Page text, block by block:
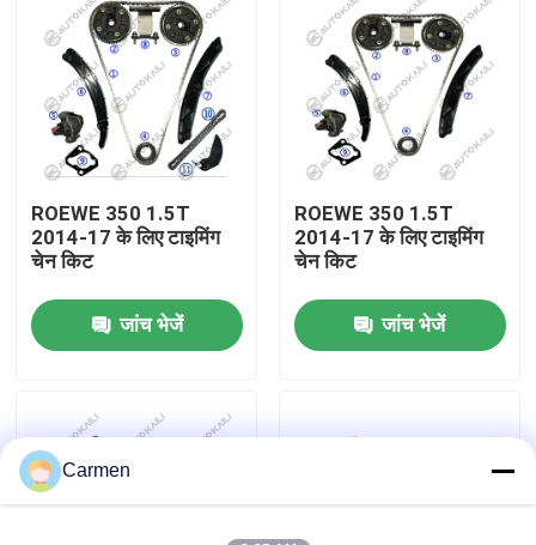
हमारे बारे में
कारखाने का दौरा
गुणवत्ता नियंत्रण
हमसे संपर्क करें
बोली मांगें
ROEWE 350 1.5T
2014-17 के लिए टाइमिंग
चेन किट
जांच भेजें
ROEWE 350 1.5T
2014-17 के लिए टाइमिंग
चेन किट
जांच भेजें
Carmen